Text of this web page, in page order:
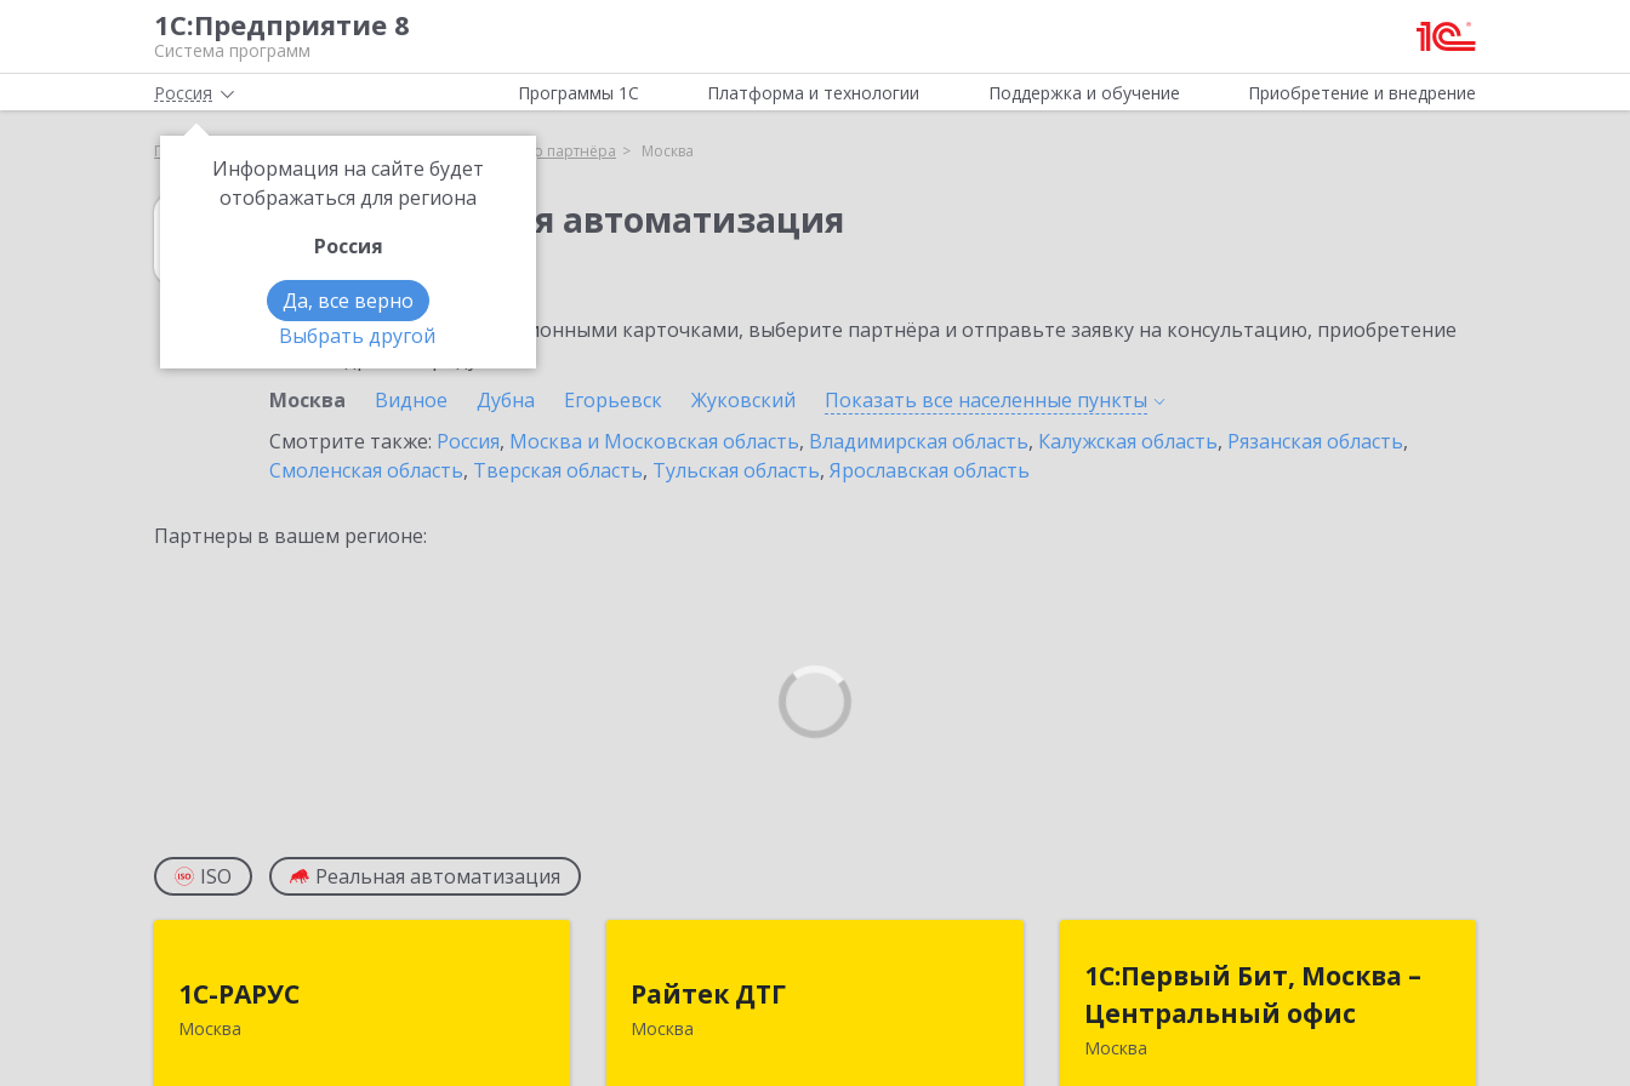
1С:Предприятие 8
Система программ
Россия
Информация на сайте будет
отображаться для региона
Россия
Да, все верно
Выбрать другой
Программы 1С Платформа и технологии Поддержка и обучение Приобретение и внедрение
Главная Выбор партнёра Москва
1С:Комплексная автоматизация
в Москве
Ознакомьтесь с информационными карточками, выберите партнёра и отправьте заявку на консультацию, приобретение
Москва
Видное Дубна Егорьевск Жуковский Показать все населенные пункты
Смотрите также: Россия, Москва и Московская область, Владимирская область, Калужская область, Рязанская область,
Смоленская область, Тверская область, Тульская область, Ярославская область
Партнеры в вашем регионе:
ISO Реальная автоматизация
1С-РАРУС
Москва
Райтек ДТГ
Москва
123112, Москва г, вн.тер.г.
муниципальный округ Пресненский,
1С:Первый Бит, Москва –
Центральный офис
Москва
1С:Первый Бит, Москва –
Центральный офис
109147, Москва г, Воронцовская ул,